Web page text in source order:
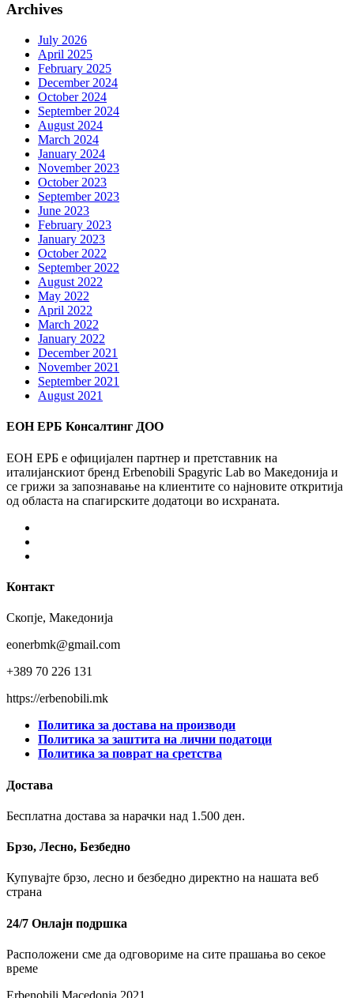
Archives
July 2026
April 2025
February 2025
December 2024
October 2024
September 2024
August 2024
March 2024
January 2024
November 2023
October 2023
September 2023
June 2023
February 2023
January 2023
October 2022
September 2022
August 2022
May 2022
April 2022
March 2022
January 2022
December 2021
November 2021
September 2021
August 2021
ЕОН ЕРБ Консалтинг ДОО
ЕОН ЕРБ е официјален партнер и претставник на
италијанскиот бренд Erbenobili Spagyric Lab во Македонија и
се грижи за запознавање на клиентите со најновите откритија
од областа на спагирските додатоци во исхраната.
Контакт
Скопје, Македонија
eonerbmk@gmail.com
+389 70 226 131
https://erbenobili.mk
Политика за достава на производи
Политика за заштита на лични податоци
Политика за поврат на сретства
Достава
Бесплатна достава за нарачки над 1.500 ден.
Брзо, Лесно, Безбедно
Купувајте брзо, лесно и безбедно директно на нашата веб
страна
24/7 Онлајн подршка
Расположени сме да одговориме на сите прашања во секое
време
Erbenobili Macedonia 2021